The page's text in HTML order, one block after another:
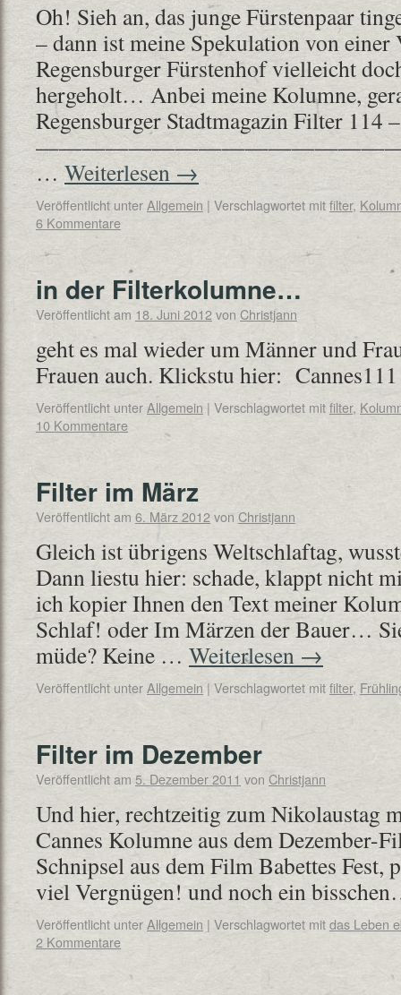
Oh! Sieh an, das junge Fürstenpaar
– dann ist meine Spekulation von
Regensburger Fürstenhof vielleicht
hergeholt… Anbei meine Kolumne,
Regensburger Stadtmagazin Filter 114 –
… Weiterlesen →
Veröffentlicht unterAllgemein | Verschlagwortet mitfilter,
6 Kommentare
in der Filterkolumne…
Veröffentlicht am 18. Juni 2012von Christjann
geht es mal wieder um Männer und
Frauen auch. Klickstu hier: Cannes111
Veröffentlicht unter Allgemein | Verschlagwortet mitfilter,
10 Kommentare
Filter im März
Veröffentlicht am 6. März 2012von Christjann
Gleich ist übrigens Weltschlaftag,
Dann liestu hier: schade, klappt nicht
ich kopier Ihnen den Text meiner
Schlaf! oder Im Märzen der Bauer…
müde? Keine … Weiterlesen →
Veröffentlicht unterAllgemein | Verschlagwortet mitfilter,
Filter im Dezember
Veröffentlicht am 5. Dezember 2011 von Christjann
Und hier, rechtzeitig zum Nikolaustag
Cannes Kolumne aus dem Dezember-
Schnipsel aus dem Film Babettes
viel Vergnügen! und noch ein
Veröffentlicht unterAllgemein | Verschlagwortet mitdas Leben
2 Kommentare